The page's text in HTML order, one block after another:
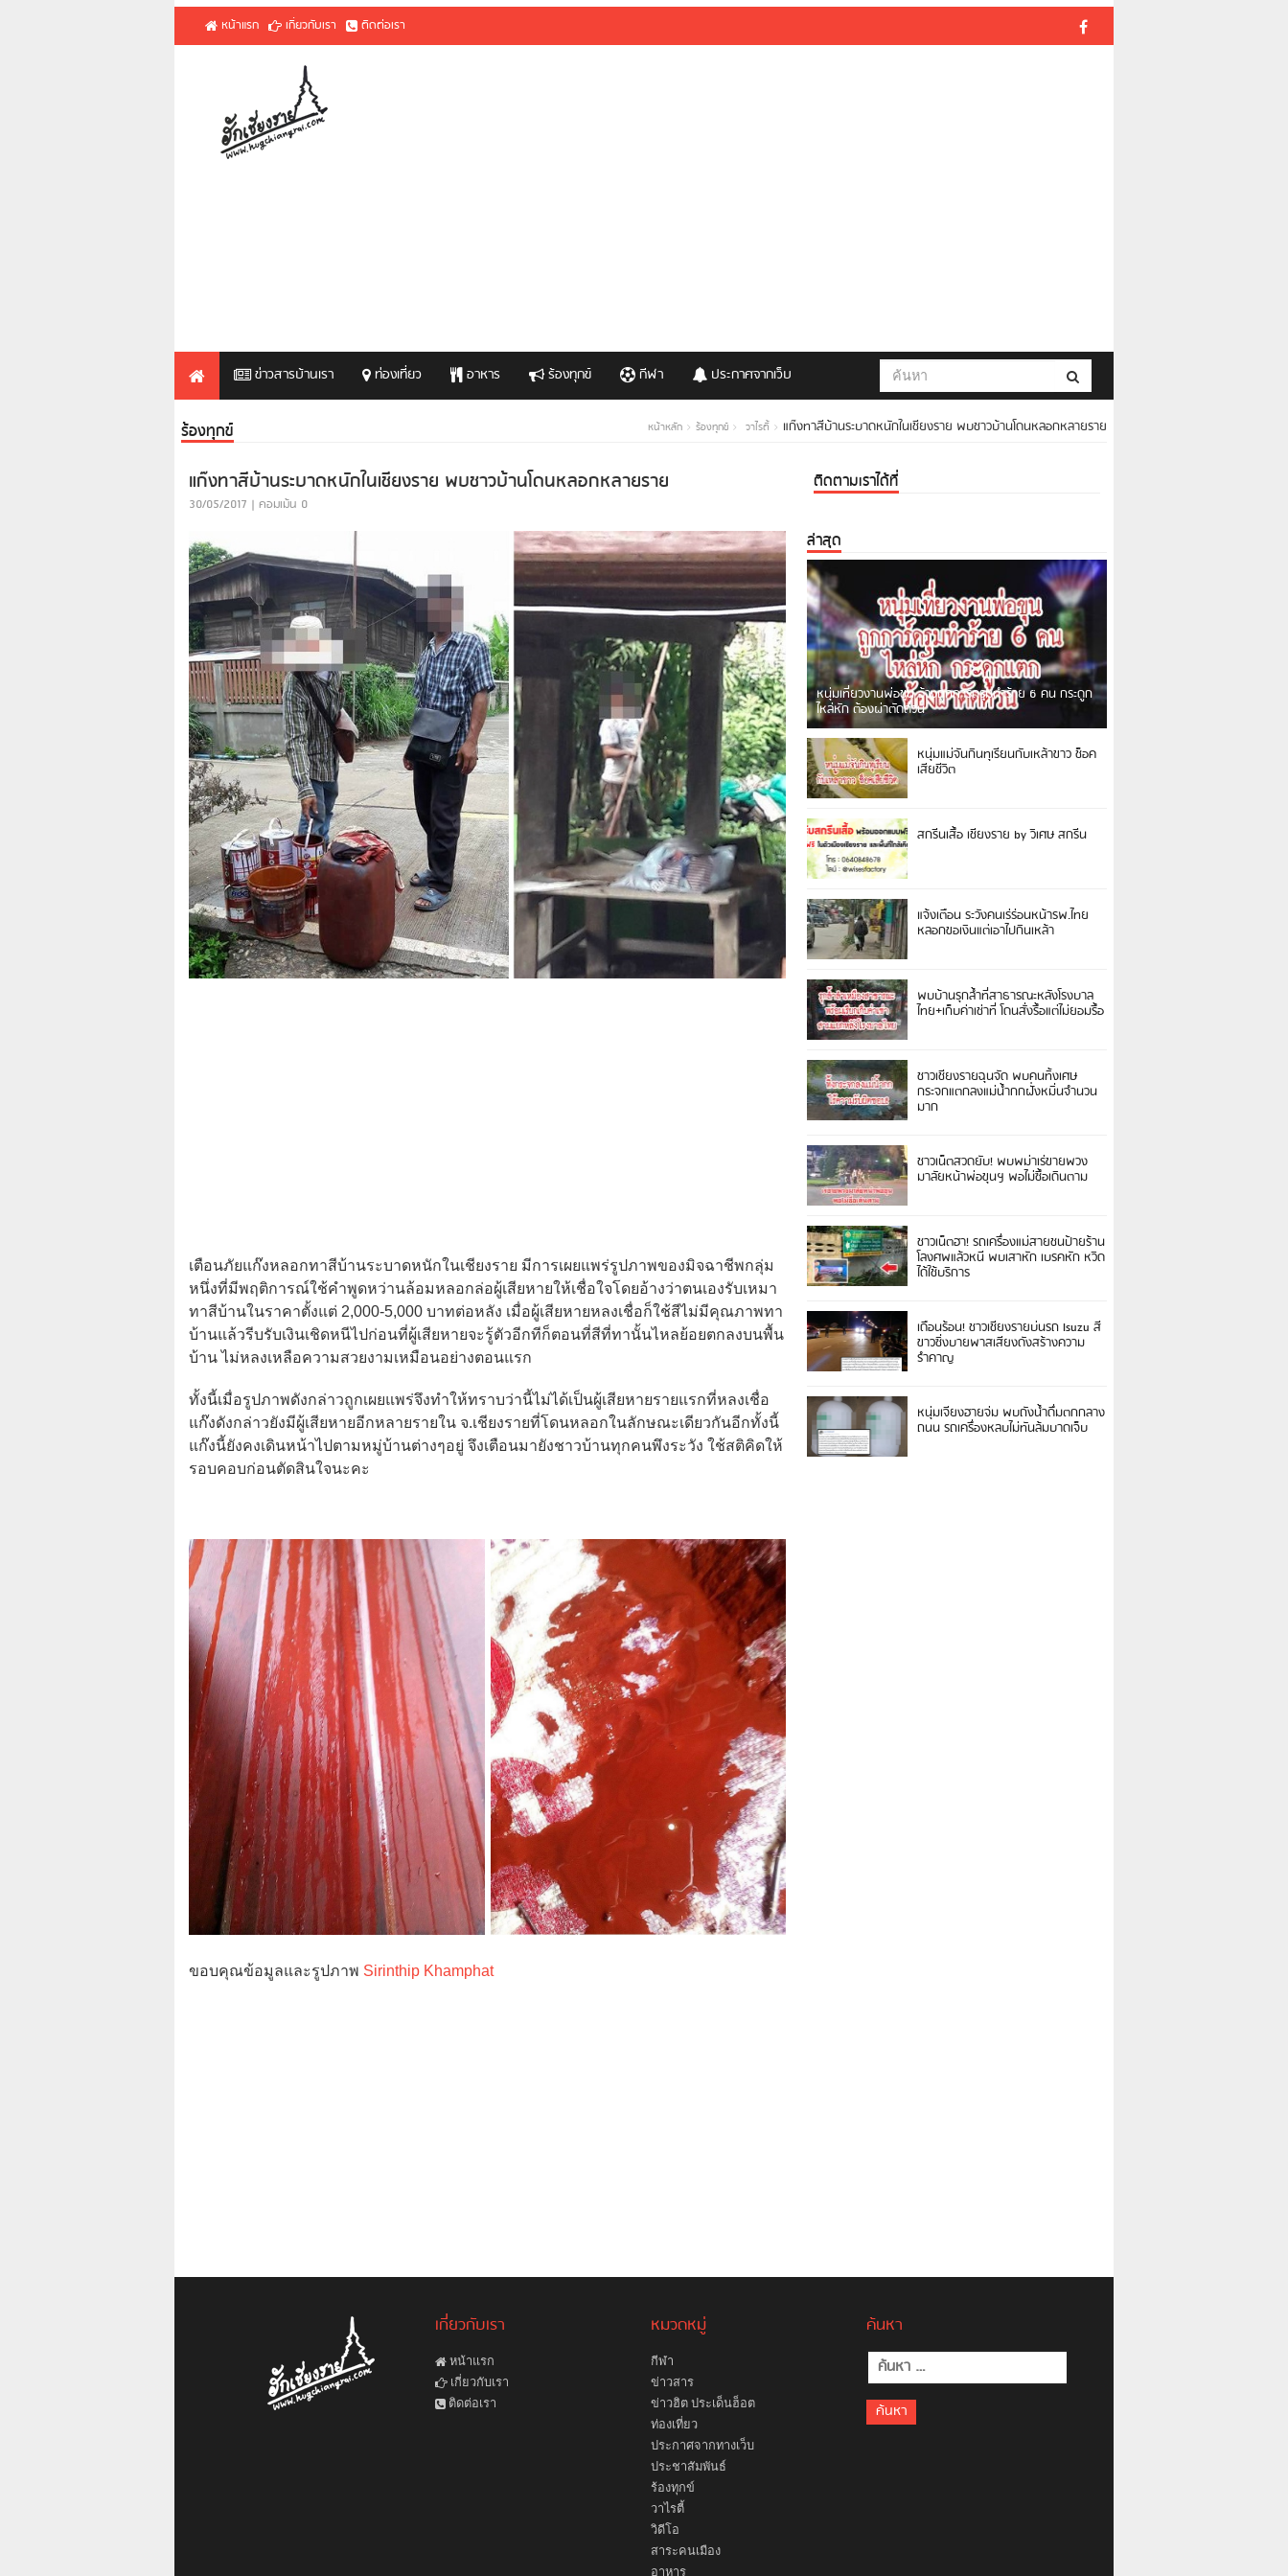
หน้าแรก เกี่ยวกับเรา ติดต่อเรา
ข่าวสารบ้านเรา ท่องเที่ยว อาหาร ร้องทุกข์ กีฬา ประกาศจากเว็บ
ร้องทุกข์ หน้าหลัก ร้องทุกข์ วาไรตี้ แก๊งทาสีบ้านระบาดหนักในเชียงราย พบชาวบ้านโดนหลอกหลายราย
แก๊งทาสีบ้านระบาดหนักในเชียงราย พบชาวบ้านโดนหลอกหลายราย
30/05/2017 | คอมเม้น 0
เตือนภัยแก๊งหลอกทาสีบ้านระบาดหนักในเชียงราย มีการเผยแพร่รูปภาพของมิจฉาชีพกลุ่ม
หนึ่งที่มีพฤติการณ์ใช้คำพูดหว่านล้อมหลอกล่อผู้เสียหายให้เชื่อใจโดยอ้างว่าตนเองรับเหมา
ทาสีบ้านในราคาตั้งแต่ 2,000-5,000 บาทต่อหลัง เมื่อผู้เสียหายหลงเชื่อก็ใช้สีไม่มีคุณภาพทา
บ้านแล้วรีบรับเงินเชิดหนีไปก่อนที่ผู้เสียหายจะรู้ตัวอีกทีก็ตอนที่สีที่ทานั้นไหลย้อยตกลงบนพื้น
บ้าน ไม่หลงเหลือความสวยงามเหมือนอย่างตอนแรก
ทั้งนี้เมื่อรูปภาพดังกล่าวถูกเผยแพร่จึงทำให้ทราบว่านี้ไม่ได้เป็นผู้เสียหายรายแรกที่หลงเชื่อ
แก๊งดังกล่าวยังมีผู้เสียหายอีกหลายรายใน จ.เชียงรายที่โดนหลอกในลักษณะเดียวกันอีกทั้งนี้
แก๊งนี้ยังคงเดินหน้าไปตามหมู่บ้านต่างๆอยู่ จึงเตือนมายังชาวบ้านทุกคนพึงระวัง ใช้สติคิดให้
รอบคอบก่อนตัดสินใจนะคะ
ขอบคุณข้อมูลและรูปภาพ Sirinthip Khamphat
ติดตามเราได้ที่
ล่าสุด
หนุ่มเที่ยวงานพ่อขุน อ้างถูกการ์ดรุมทำร้าย 6 คน กระดูก
ไหล่หัก ต้องผ่าตัดด่วน
เกิดเหตุจากผู้ใช้ Facebook รายหนึ่งได้โพสต์อ้างว่าตน
ถูก […]
หนุ่มแม่จันกินทุเรียนกับเหล้าขาว ช็อค
เสียชีวิต
สกรีนเสื้อ เชียงราย by วิเศษ สกรีน
แจ้งเตือน ระวังคนเร่ร่อนหน้ารพ.ไทย
หลอกขอเงินแต่เอาไปกินเหล้า
พบบ้านรุกล้ำที่สาธารณะหลังโรงบาล
ไทย+เก็บค่าเช่าที่ โดนสั่งรื้อแต่ไม่ยอมรื้อ
ชาวเชียงรายฉุนจัด พบคนทิ้งเศษ
กระจกแตกลงแม่น้ำกกฝั่งหมิ่นจำนวน
มาก
ชาวเน็ตสวดยับ! พบพม่าเร่ขายพวง
มาลัยหน้าพ่อขุนฯ พอไม่ซื้อเดินตาม
ชาวเน็ตฮา! รถเครื่องแม่สายชนป้ายร้าน
โลงศพแล้วหนี พบเสาหัก เบรคหัก หวิด
ได้ใช้บริการ
เดือนร้อน! ชาวเชียงรายบ่นรถ Isuzu สี
ขาวซิ่งบายพาสเสียงดังสร้างความ
รำคาญ
หนุ่มเจียงฮายจ่ม พบถังน้ำดื่มตกกลาง
ถนน รถเครื่องหลบไม่ทันล้มบาดเจ็บ
เกี่ยวกับเรา
หน้าแรก
เกี่ยวกับเรา
ติดต่อเรา
หมวดหมู่
กีฬา
ข่าวสาร
ข่าวฮิต ประเด็นฮ็อต
ท่องเที่ยว
ประกาศจากทางเว็บ
ประชาสัมพันธ์
ร้องทุกข์
วาไรตี้
วิดีโอ
สาระคนเมือง
อาหาร
ค้นหา
ค้นหา
สำหรับ: